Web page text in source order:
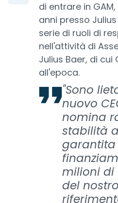
di entrare in
anni presso
serie di ruoli di
nell'attività di
Julius Baer, di
all'epoca.
"Sono
nuovo
nomina
stabilità
milioni di
del